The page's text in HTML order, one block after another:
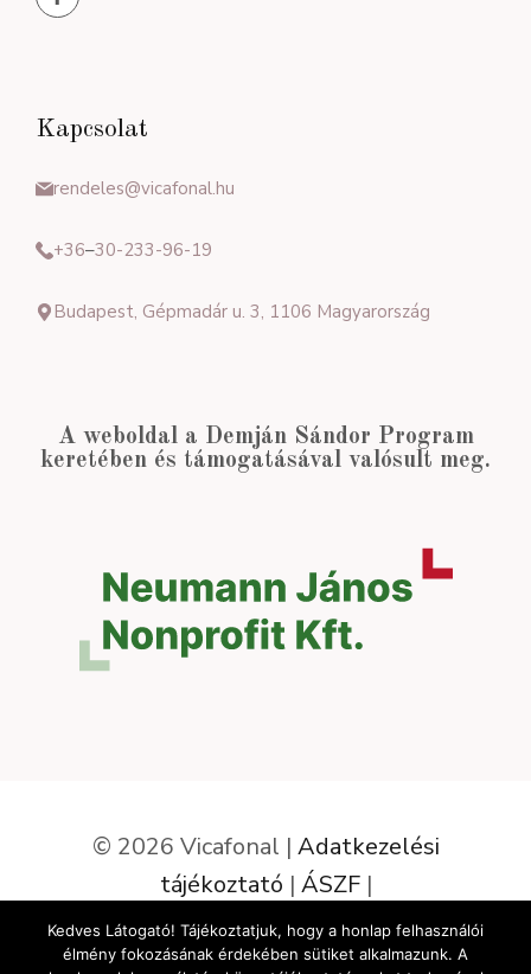
Kapcsolat
rendeles@vicafonal.hu
+36–30-233-96-19
Budapest, Gépmadár u. 3, 1106 Magyarország
A weboldal a Demján Sándor Program
keretében és támogatásával valósult meg.
© 2026 Vicafonal | Adatkezelési
tájékoztató | ÁSZF|
Elállás a szerződéstől
Az oldalt készítette:
Kedves Látogató! Tájékoztatjuk, hogy a honlap felhasználói
élmény fokozásának érdekében sütiket alkalmazunk. A